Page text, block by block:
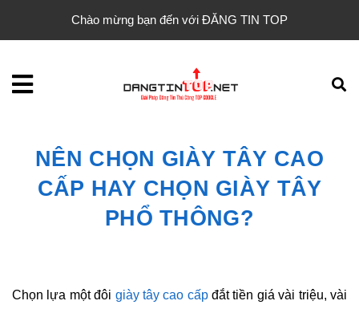
Chào mừng bạn đến với ĐĂNG TIN TOP
NÊN CHỌN GIÀY TÂY CAO
CẤP HAY CHỌN GIÀY TÂY
PHỔ THÔNG?
Chọn lựa một đôi giày tây cao cấpđắt tiền giá vài triệu, vài